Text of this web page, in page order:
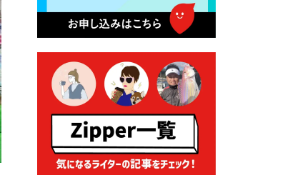
2026年7月10日 台湾伝統音楽
団体 「北埔八音団・楽善軒」
公演開催のお知らせ
2026年7月9日 クラウドファ
ンディング型ふるさと納税の
実施について
2026年7月9日 農地法等に係
る各種申請に係る登記事項証
明書の添付省略について